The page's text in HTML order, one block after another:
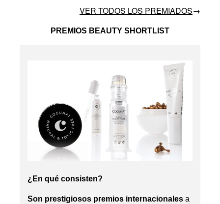
VER TODOS LOS PREMIADOS→
PREMIOS BEAUTY SHORTLIST
¿En qué consisten?
Son prestigiosos premios internacionales a